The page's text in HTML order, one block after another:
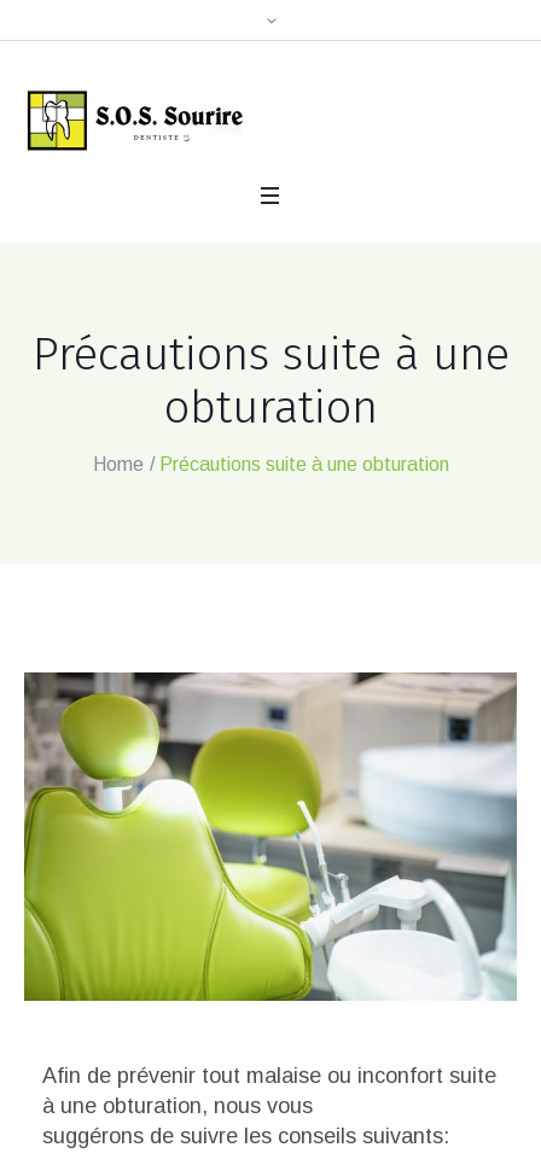
Précautions suite à une
obturation
Home / Précautions suite à une obturation
Afin de prévenir tout malaise ou inconfort suite
à une obturation, nous vous
suggérons de suivre les conseils suivants: